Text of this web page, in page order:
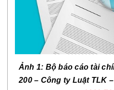
Ảnh 1: Bộ báo cáo tài
200 – Công ty Luật TLK